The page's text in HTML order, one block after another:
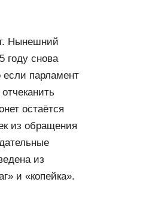
Нынешний
году снова
если парламент
остаётся
из обращения
из
и «копейка».